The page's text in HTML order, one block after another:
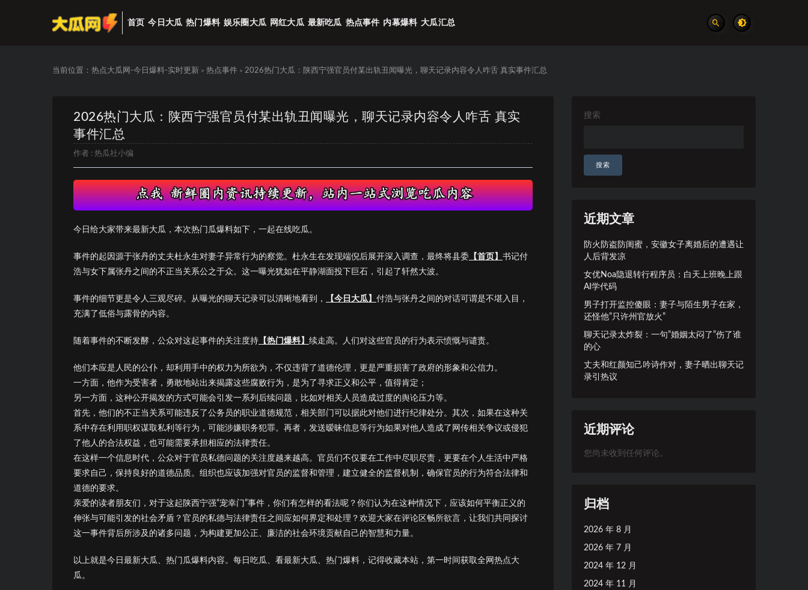
首页 今日大瓜 热门爆料 娱乐圈大瓜 网红大瓜 最新吃瓜 热点事件 内幕爆料 大瓜汇总
当前位置： 热点大瓜网-今日爆料-实时更新 > 热点事件 > 2026热门大瓜：陕西宁强官员付某出轨丑闻曝光，聊天记录内容令人咋舌 真实事件汇总
2026热门大瓜：陕西宁强官员付某出轨丑闻曝光，聊天记录内容令人咋舌 真实
事件汇总
作者 : 热瓜社小编
今日给大家带来最新大瓜，本次热门瓜爆料如下，一起在线吃瓜。
事件的起因源于张丹的丈夫杜永生对妻子异常行为的察觉。杜永生在发现端倪后展开深入调查，最终将县委 【首页】 书记付
浩与女下属张丹之间的不正当关系公之于众。这一曝光犹如在平静湖面投下巨石，引起了轩然大波。
事件的细节更是令人三观尽碎。从曝光的聊天记录可以清晰地看到， 【今日大瓜】 付浩与张丹之间的对话可谓是不堪入目，
充满了低俗与露骨的内容。
随着事件的不断发酵，公众对这起事件的关注度持 【热门爆料】 续走高。人们对这些官员的行为表示愤慨与谴责。
他们本应是人民的公仆，却利用手中的权力为所欲为，不仅违背了道德伦理，更是严重损害了政府的形象和公信力。
一方面 ，他作为受害者，勇敢地站出来揭露这些腐败行为，是为了寻求正义和公平，值得肯定；
另一方面 ，这种公开揭发的方式可能会引发一系列后续问题，比如对相关人员造成过度的舆论压力等。
首先，他们的不正当关系可能违反了公务员的职业道德规范，相关部门可以据此对他们进行纪律处分。其次，如果在这种关
系中存在利用职权谋取私利等行为，可能涉嫌职务犯罪。再者，发送暧昧信息等行为如果对他人造成了网传相关争议或侵犯
了他人的合法权益，也可能需要承担相应的法律责任。
在这样一个信息时代，公众对于官员私德问题的关注度越来越高。官员们不仅要在工作中尽职尽责，更要在个人生活中严格
要求自己，保持良好的道德品质。组织也应该加强对官员的监督和管理，建立健全的监督机制，确保官员的行为符合法律和
道德的要求。
亲爱的读者朋友们，对于这起陕西宁强“宠幸门”事件，你们有怎样的看法呢？你们认为在这种情况下，应该如何平衡正义的
伸张与可能引发的社会矛盾？官员的私德与法律责任之间应如何界定和处理？欢迎大家在评论区畅所欲言，让我们共同探讨
这一事件背后所涉及的诸多问题，为构建更加公正、廉洁的社会环境贡献自己的智慧和力量。
以上就是今日最新大瓜、热门瓜爆料内容。每日吃瓜、看最新大瓜、热门爆料，记得收藏本站，第一时间获取全网热点大
瓜。
搜索
搜索
近期文章
防火防盗防闺蜜，安徽女子离婚后的遭遇让
人后背发凉
女优Noa隐退转行程序员：白天上班晚上跟
AI学代码
男子打开监控傻眼：妻子与陌生男子在家，
还怪他”只许州官放火”
聊天记录太炸裂：一句”婚姻太闷了”伤了谁
的心
丈夫和红颜知己吟诗作对，妻子晒出聊天记
录引热议
近期评论
您尚未收到任何评论。
归档
2026 年 8 月
2026 年 7 月
2024 年 12 月
2024 年 11 月